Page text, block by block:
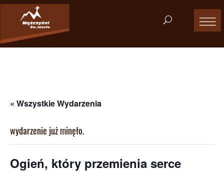
« Wszystkie Wydarzenia
wydarzenie już minęło.
Ogień, który przemienia serce